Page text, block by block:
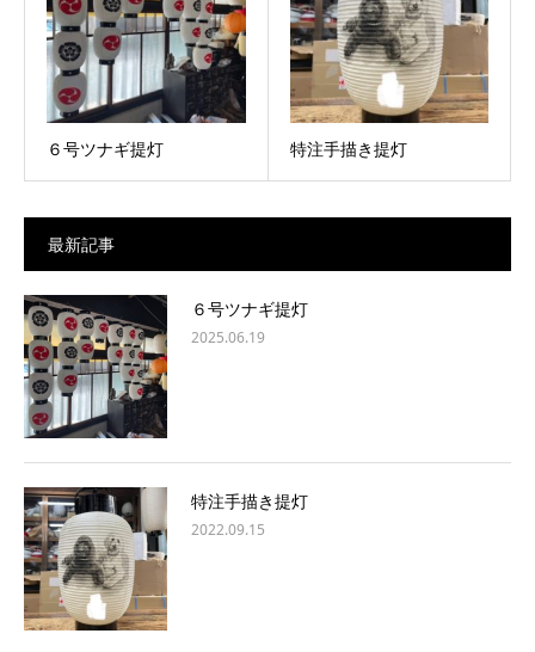
６号ツナギ提灯 特注手描き提灯
最新記事
６号ツナギ提灯
2025.06.19
特注手描き提灯
2022.09.15